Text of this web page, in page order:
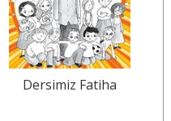
Dersimiz Fatiha